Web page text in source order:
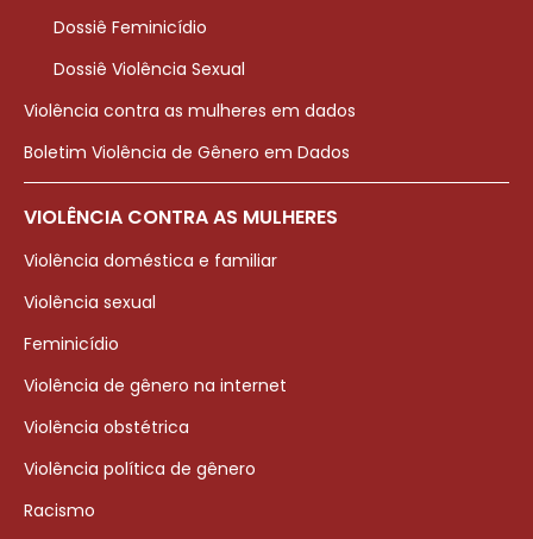
Dossiê Feminicídio
Dossiê Violência Sexual
Violência contra as mulheres em dados
Boletim Violência de Gênero em Dados
VIOLÊNCIA CONTRA AS MULHERES
Violência doméstica e familiar
Violência sexual
Feminicídio
Violência de gênero na internet
Violência obstétrica
Violência política de gênero
Racismo